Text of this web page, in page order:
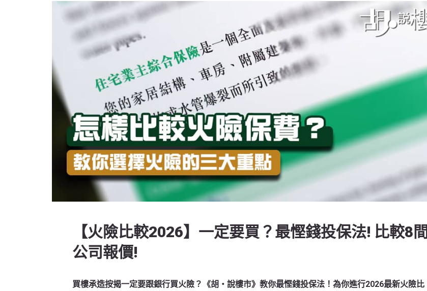
【火險比較2026】一定要買？最慳錢投保法! 比較8間
公司報價!
買樓承造按揭一定要跟銀行買火險？《胡‧說樓市》教你最慳錢投保法！為你進行2026最新火險比